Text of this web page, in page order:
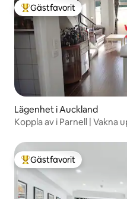
Populär gästfavorit
Gästfavorit
Lägenhet i Auckland
Koppla av i Parnell | Vakna
Populär gästfavorit
Gästfavorit